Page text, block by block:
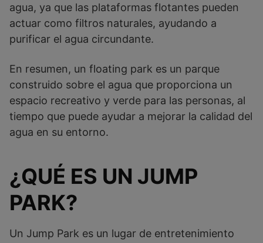
agua, ya que las plataformas flotantes pueden
actuar como filtros naturales, ayudando a
purificar el agua circundante.
En resumen, un floating park es un parque
construido sobre el agua que proporciona un
espacio recreativo y verde para las personas, al
tiempo que puede ayudar a mejorar la calidad del
agua en su entorno.
¿QUÉ ES UN JUMP
PARK?
Un Jump Park es un lugar de entretenimiento